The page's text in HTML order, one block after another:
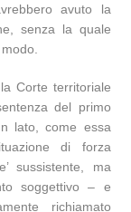
avuto la
senza la quale
Corte territoriale
del primo
lato, come essa
di forza
sussistente, ma
soggettivo – e
richiamato